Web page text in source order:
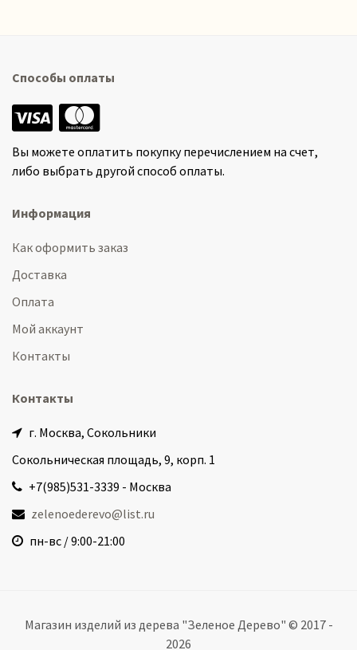
Способы оплаты
Вы можете оплатить покупку перечислением на счет,
либо выбрать другой способ оплаты.
Информация
Как оформить заказ
Доставка
Оплата
Мой аккаунт
Контакты
Контакты
г. Москва, Сокольники
Сокольническая площадь, 9, корп. 1
+7(985)531-3339 - Москва
zelenoederevo@list.ru
пн-вс / 9:00-21:00
Магазин изделий из дерева "Зеленое Дерево" © 2017 -
2026